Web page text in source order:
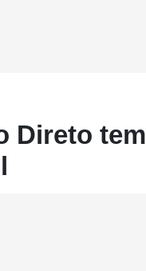
Direto tem